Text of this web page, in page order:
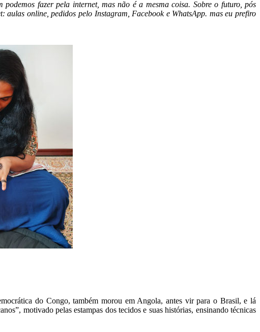
fazer pela internet, mas não é a mesma coisa. Sobre o futuro, pós
online, pedidos pelo Instagram, Facebook e WhatsApp. mas eu prefiro
do Congo, também morou em Angola, antes vir para o Brasil, e lá
motivado pelas estampas dos tecidos e suas histórias, ensinando técnicas